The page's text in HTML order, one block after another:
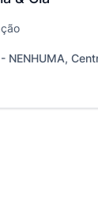
NENHUMA,